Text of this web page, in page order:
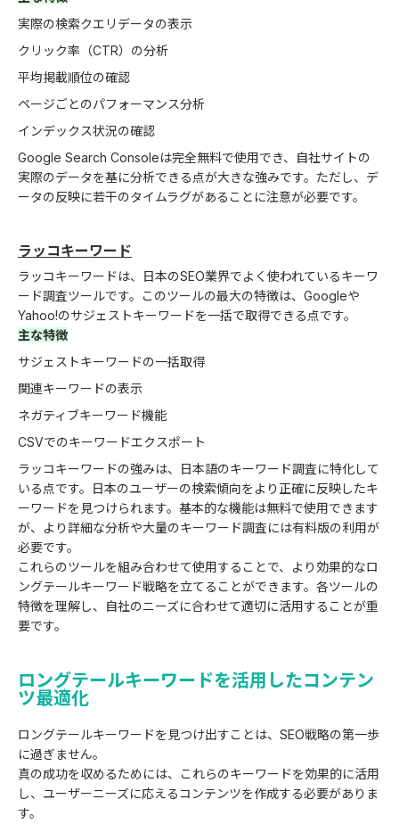
実際の検索クエリデータの表示
クリック率（CTR）の分析
平均掲載順位の確認
ページごとのパフォーマンス分析
インデックス状況の確認
Google Search Consoleは完全無料で使用でき、自社サイトの
実際のデータを基に分析できる点が大きな強みです。ただし、デ
ータの反映に若干のタイムラグがあることに注意が必要です。
ラッコキーワード
ラッコキーワードは、日本のSEO業界でよく使われているキーワ
ード調査ツールです。このツールの最大の特徴は、Googleや
Yahoo!のサジェストキーワードを一括で取得できる点です。
主な特徴
サジェストキーワードの一括取得
関連キーワードの表示
ネガティブキーワード機能
CSVでのキーワードエクスポート
ラッコキーワードの強みは、日本語のキーワード調査に特化して
いる点です。日本のユーザーの検索傾向をより正確に反映したキ
ーワードを見つけられます。基本的な機能は無料で使用できます
が、より詳細な分析や大量のキーワード調査には有料版の利用が
必要です。
これらのツールを組み合わせて使用することで、より効果的なロ
ングテールキーワード戦略を立てることができます。各ツールの
特徴を理解し、自社のニーズに合わせて適切に活用することが重
要です。
ロングテールキーワードを活用したコンテン
ツ最適化
ロングテールキーワードを見つけ出すことは、SEO戦略の第一歩
に過ぎません。
真の成功を収めるためには、これらのキーワードを効果的に活用
し、ユーザーニーズに応えるコンテンツを作成する必要がありま
す。